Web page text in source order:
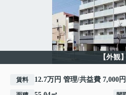
【外観】
賃料 12.7万円 管理/共益費 7,000円